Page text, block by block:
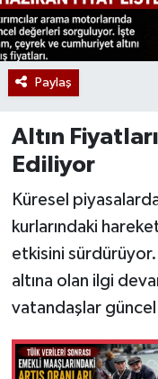
Paylaş
Altın
Ediliyor
Küresel
kurlarındaki
etkisini
altına olan ilgi
vatandaşlar güncel